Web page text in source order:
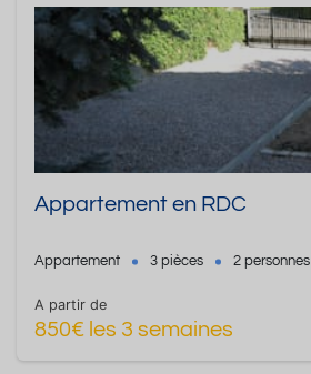
Appartement en RDC
Appartement 3 pièces 2 personnes
A partir de
850€ les 3 semaines